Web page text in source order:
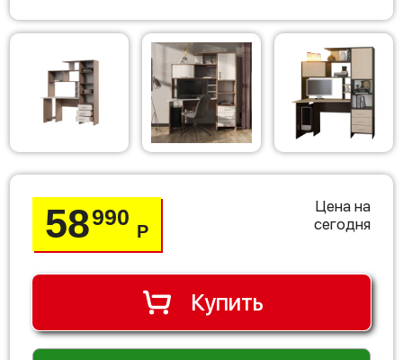
58990
Р
Цена на
сегодня
Купить